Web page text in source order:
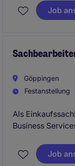
Prozesse bei.
verschiedenen
Job
Göppingen
Festanstellung
Als
Business
die operative
Job